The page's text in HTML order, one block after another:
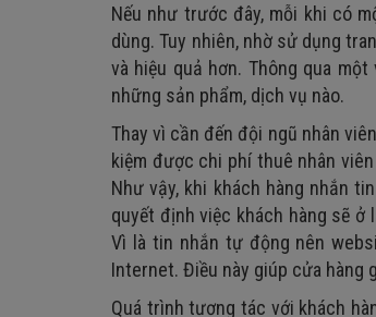
Nếu như trước đây, mỗi khi có
dùng. Tuy nhiên, nhờ sử dụng
và hiệu quả hơn. Thông qua
những sản phẩm, dịch vụ nào.
Thay vì cần đến đội ngũ nhân
kiệm được chi phí thuê nhân
Như vậy, khi khách hàng nhắn
quyết định việc khách hàng sẽ
Vì là tin nhắn tự động nên
Internet. Điều này giúp cửa hàng
Quá trình tương tác với khách